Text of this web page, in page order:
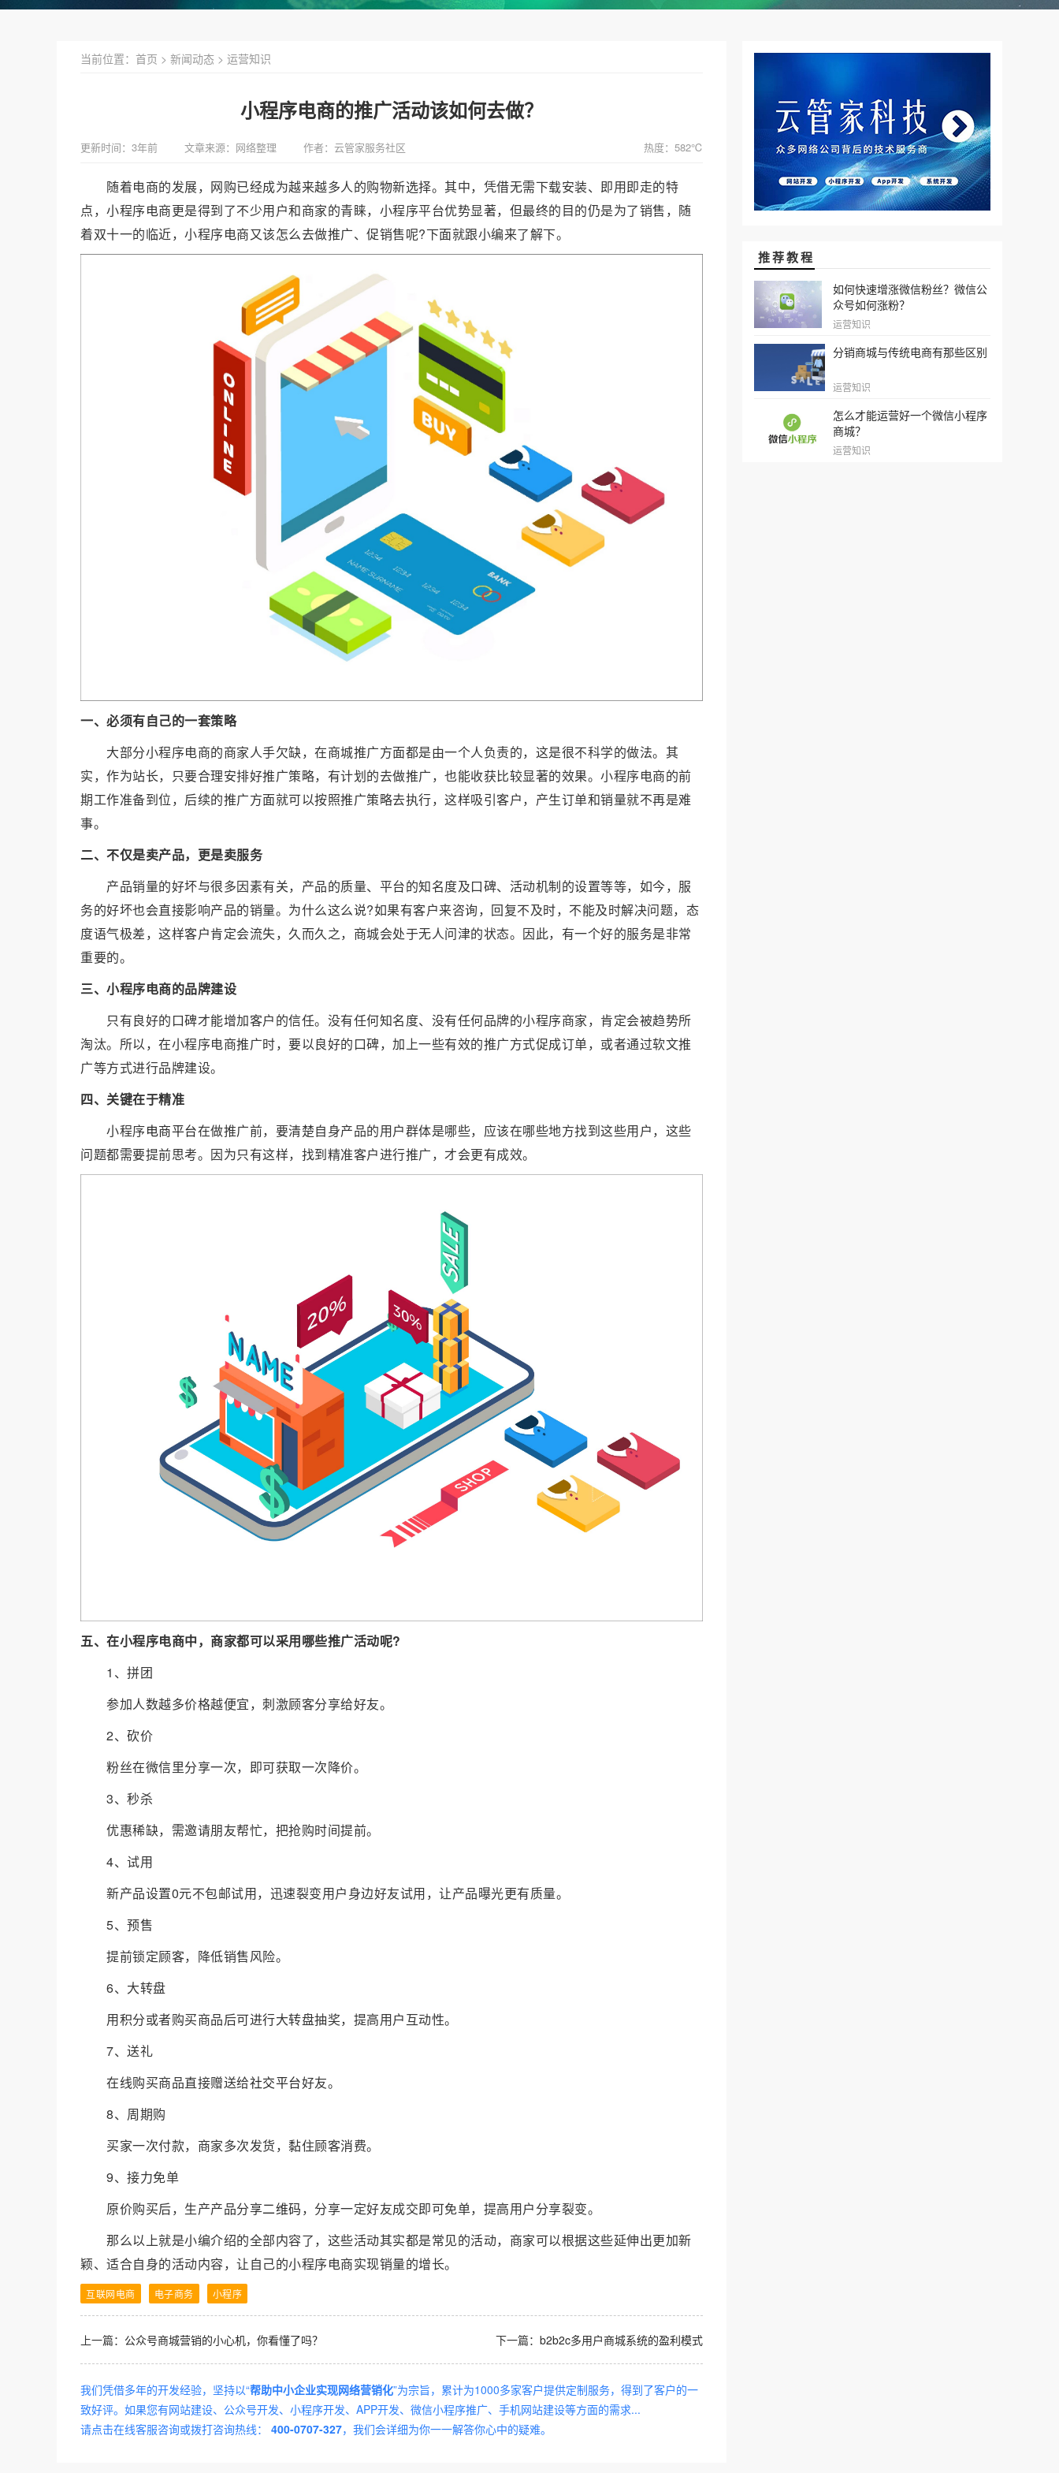
当前位置： 首页 > 新闻动态 > 运营知识
小程序电商的推广活动该如何去做？
更新时间：3年前 文章来源：网络整理 作者：云管家服务社区 热度：582℃
随着电商的发展，网购已经成为越来越多人的购物新选择。其中，凭借无需下载安装、即用即走的特
点，小程序电商更是得到了不少用户和商家的青睐，小程序平台优势显著，但最终的目的仍是为了销售，随
着双十一的临近，小程序电商又该怎么去做推广、促销售呢?下面就跟小编来了解下。
一、必须有自己的一套策略
大部分小程序电商的商家人手欠缺，在商城推广方面都是由一个人负责的，这是很不科学的做法。其
实，作为站长，只要合理安排好推广策略，有计划的去做推广，也能收获比较显著的效果。小程序电商的前
期工作准备到位，后续的推广方面就可以按照推广策略去执行，这样吸引客户，产生订单和销量就不再是难
事。
二、不仅是卖产品，更是卖服务
产品销量的好坏与很多因素有关，产品的质量、平台的知名度及口碑、活动机制的设置等等，如今，服
务的好坏也会直接影响产品的销量。为什么这么说?如果有客户来咨询，回复不及时，不能及时解决问题，态
度语气极差，这样客户肯定会流失，久而久之，商城会处于无人问津的状态。因此，有一个好的服务是非常
重要的。
三、小程序电商的品牌建设
只有良好的口碑才能增加客户的信任。没有任何知名度、没有任何品牌的小程序商家，肯定会被趋势所
淘汰。所以，在小程序电商推广时，要以良好的口碑，加上一些有效的推广方式促成订单，或者通过软文推
广等方式进行品牌建设。
四、关键在于精准
小程序电商平台在做推广前，要清楚自身产品的用户群体是哪些，应该在哪些地方找到这些用户，这些
问题都需要提前思考。因为只有这样，找到精准客户进行推广，才会更有成效。
五、在小程序电商中，商家都可以采用哪些推广活动呢?
1、拼团
参加人数越多价格越便宜，刺激顾客分享给好友。
2、砍价
粉丝在微信里分享一次，即可获取一次降价。
3、秒杀
优惠稀缺，需邀请朋友帮忙，把抢购时间提前。
4、试用
新产品设置0元不包邮试用，迅速裂变用户身边好友试用，让产品曝光更有质量。
5、预售
提前锁定顾客，降低销售风险。
6、大转盘
用积分或者购买商品后可进行大转盘抽奖，提高用户互动性。
7、送礼
在线购买商品直接赠送给社交平台好友。
8、周期购
买家一次付款，商家多次发货，黏住顾客消费。
9、接力免单
原价购买后，生产产品分享二维码，分享一定好友成交即可免单，提高用户分享裂变。
那么以上就是小编介绍的全部内容了，这些活动其实都是常见的活动，商家可以根据这些延伸出更加新
颖、适合自身的活动内容，让自己的小程序电商实现销量的增长。
互联网电商 电子商务 小程序
上一篇： 公众号商城营销的小心机，你看懂了吗？ 下一篇： b2b2c多用户商城系统的盈利模式
我们凭借多年的开发经验，坚持以“帮助中小企业实现网络营销化”为宗旨，累计为1000多家客户提供定制服务，得到了客户的一
致好评。如果您有网站建设、公众号开发、小程序开发、APP开发、微信小程序推广、手机网站建设等方面的需求...
请点击在线客服咨询或拨打咨询热线：
400-0707-327，我们会详细为你一一解答你心中的疑难。
推荐教程
如何快速增涨微信粉丝？微信公
众号如何涨粉？
运营知识
分销商城与传统电商有那些区别
运营知识
怎么才能运营好一个微信小程序
商城？
运营知识